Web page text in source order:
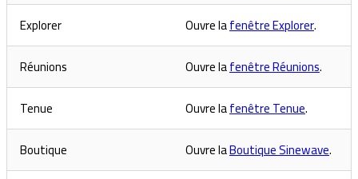
Explorer
Ouvre lafenêtre Explorer.
Réunions
Ouvre lafenêtre Réunions.
Tenue
Ouvre lafenêtre Tenue.
Boutique
Ouvre laBoutique Sinewave.